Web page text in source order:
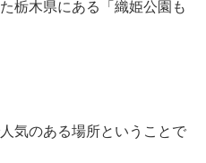
栃木県にある「織姫公園も
気のある場所ということで